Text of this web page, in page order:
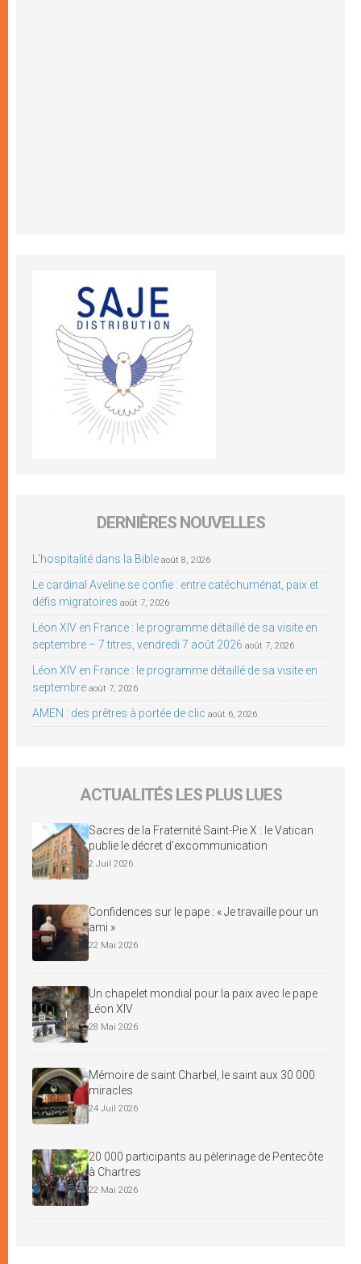
DERNIÈRES NOUVELLES
L’hospitalité dans la Bible août 8, 2026
Le cardinal Aveline se confie : entre catéchuménat, paix et
défis migratoires août 7, 2026
Léon XIV en France : le programme détaillé de sa visite en
septembre – 7 titres, vendredi 7 août 2026 août 7, 2026
Léon XIV en France : le programme détaillé de sa visite en
septembre août 7, 2026
AMEN : des prêtres à portée de clic août 6, 2026
ACTUALITÉS LES PLUS LUES
Sacres de la Fraternité Saint-Pie X : le Vatican
publie le décret d’excommunication
2 Juil 2026
Confidences sur le pape : « Je travaille pour un
ami »
22 Mai 2026
Un chapelet mondial pour la paix avec le pape
Léon XIV
28 Mai 2026
Mémoire de saint Charbel, le saint aux 30 000
miracles
24 Juil 2026
20 000 participants au pèlerinage de Pentecôte
à Chartres
22 Mai 2026